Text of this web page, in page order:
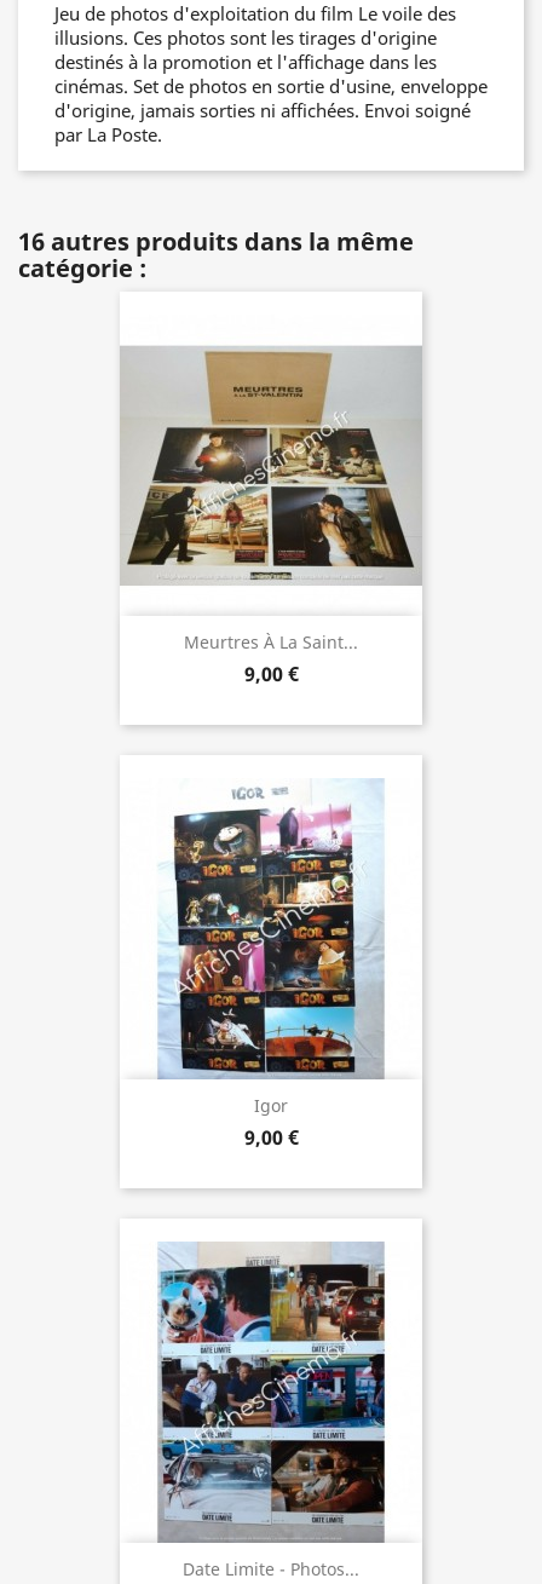
Jeu de photos d'exploitation du film Le voile des
illusions. Ces photos sont les tirages d'origine
destinés à la promotion et l'affichage dans les
cinémas. Set de photos en sortie d'usine, enveloppe
d'origine, jamais sorties ni affichées. Envoi soigné
par La Poste.
16 autres produits dans la même
catégorie :
Meurtres À La Saint...
9,00 €
Igor
9,00 €
Date Limite - Photos...